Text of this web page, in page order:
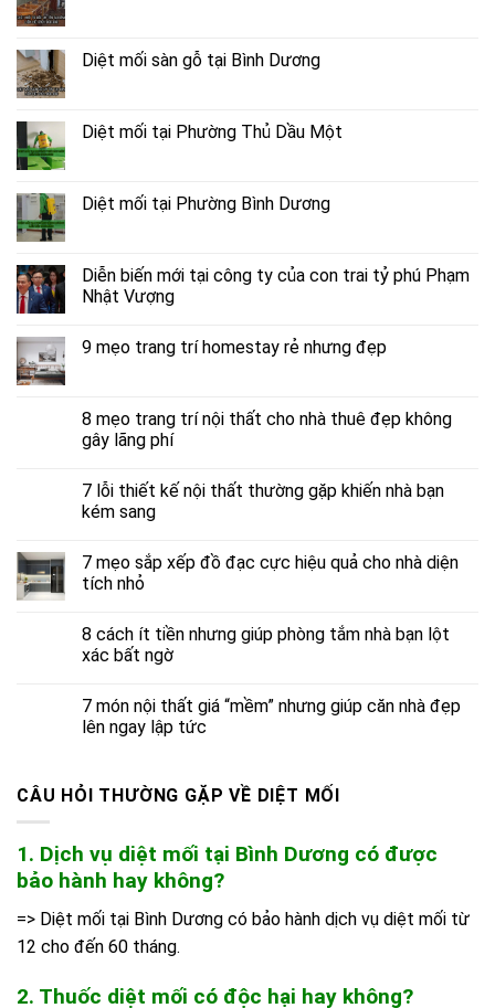
Diệt mối sàn gỗ tại Bình Dương
Diệt mối tại Phường Thủ Dầu Một
Diệt mối tại Phường Bình Dương
Diễn biến mới tại công ty của con trai tỷ phú Phạm
Nhật Vượng
9 mẹo trang trí homestay rẻ nhưng đẹp
8 mẹo trang trí nội thất cho nhà thuê đẹp không
gây lãng phí
7 lỗi thiết kế nội thất thường gặp khiến nhà bạn
kém sang
7 mẹo sắp xếp đồ đạc cực hiệu quả cho nhà diện
tích nhỏ
8 cách ít tiền nhưng giúp phòng tắm nhà bạn lột
xác bất ngờ
7 món nội thất giá “mềm” nhưng giúp căn nhà đẹp
lên ngay lập tức
CÂU HỎI THƯỜNG GẶP VỀ DIỆT MỐI
1. Dịch vụ diệt mối tại Bình Dương có được
bảo hành hay không?
=> Diệt mối tại Bình Dương có bảo hành dịch vụ diệt mối từ
12 cho đến 60 tháng.
2. Thuốc diệt mối có độc hại hay không?